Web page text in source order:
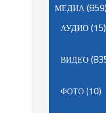
МЕДИА(859)
АУДИО(15)
ВИДЕО
ФОТО(10)